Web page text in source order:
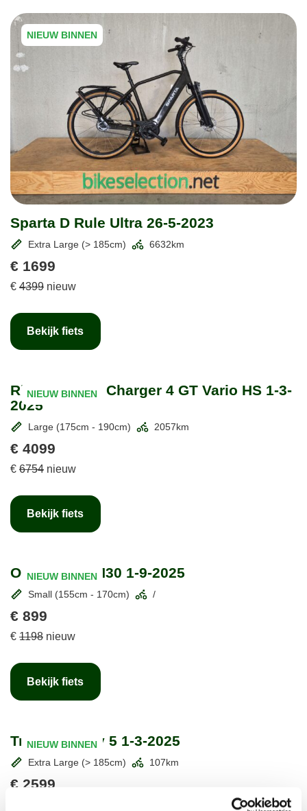
NIEUW BINNEN
Sparta D Rule Ultra 26-5-2023
Extra Large (> 185cm) 6632km
€ 1699
€ 4399 nieuw
Bekijk fiets
NIEUW BINNEN
Riese & Mller Charger 4 GT Vario HS 1-3-
2025
Large (175cm - 190cm) 2057km
€ 4099
€ 6754 nieuw
Bekijk fiets
NIEUW BINNEN
Orbea Alma H30 1-9-2025
Small (155cm - 170cm) /
€ 899
€ 1198 nieuw
Bekijk fiets
NIEUW BINNEN
Trek Powerfly 5 1-3-2025
Extra Large (> 185cm) 107km
€ 2599